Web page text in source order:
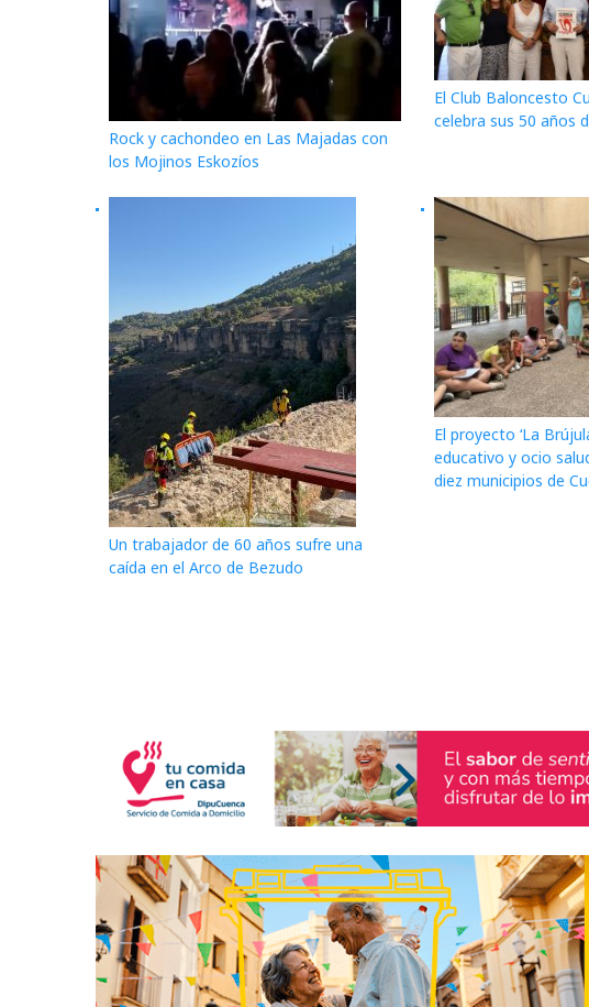
Rock y cachondeo en Las Majadas con
los Mojinos Eskozíos
El Club Baloncesto
celebra sus 50 años
Un trabajador de 60 años sufre una
caída en el Arco de Bezudo
El proyecto ‘La
educativo y ocio
diez municipios de